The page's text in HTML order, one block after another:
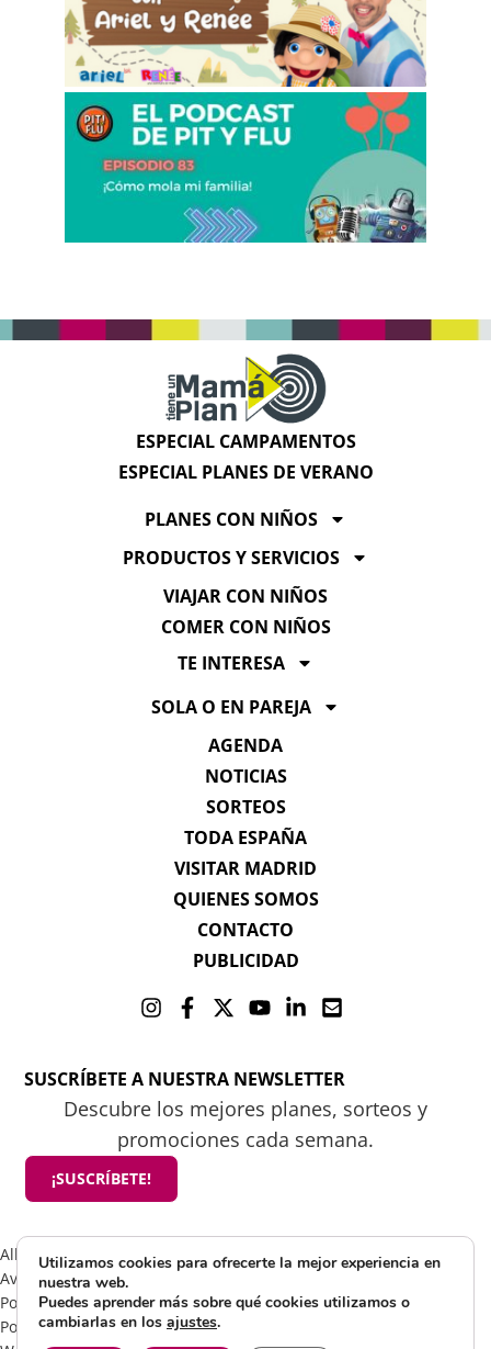
ESPECIAL CAMPAMENTOS
ESPECIAL PLANES DE VERANO
PLANES CON NIÑOS
PRODUCTOS Y SERVICIOS
VIAJAR CON NIÑOS
COMER CON NIÑOS
TE INTERESA
SOLA O EN PAREJA
AGENDA
NOTICIAS
SORTEOS
TODA ESPAÑA
VISITAR MADRID
QUIENES SOMOS
CONTACTO
PUBLICIDAD
SUSCRÍBETE A NUESTRA NEWSLETTER
Descubre los mejores planes, sorteos y
promociones cada semana.
¡SUSCRÍBETE!
All rights reserved 2025 ©Mamá tiene un plan
Aviso Legal
Política de Cookies
Política de Privacidad
Utilizamos cookies para ofrecerte la mejor experiencia en
nuestra web.
Puedes aprender más sobre qué cookies utilizamos o
cambiarlas en los ajustes.